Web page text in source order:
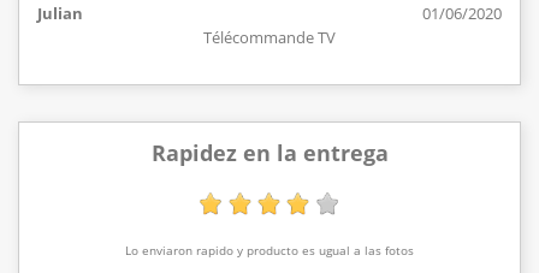
Julian
01/06/2020
Télécommande TV
Rapidez en la entrega
Lo enviaron rapido y producto es ugual a las fotos